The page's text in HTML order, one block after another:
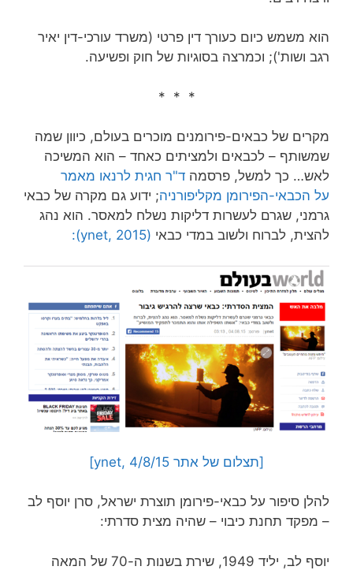
הוא משמש כיום כעורך דין פרטי (משרד עורכי-דין‏ יאיר
רגב ושות'); וכמרצה בסוגיות של חוק ופשיעה.
* * *
מקרים של כבאים-פירומנים מוכרים בעולם, כיוון שמה
שמשותף – לכבאים ולמציתים כאחד – הוא המשיכה
לאש… כך למשל, פרסמה ד"ר חגית לרנאו מאמר
על הכבאי-הפירומן מקליפורניה; ידוע גם מקרה של כבאי
גרמני, שגרם לעשרות דליקות נשלח למאסר. הוא נהג
להצית, לברוח ולשוב במדי כבאי (ynet, 2015):
[תצלום של אתר ynet, 4/8/15]
להלן סיפור על כבאי-פירומן תוצרת ישראל, סרן יוסף לב
– מפקד תחנת כיבוי – שהיה מצית סדרתי:
יוסף לב, יליד 1949, שירת בשנות ה-70 של המאה